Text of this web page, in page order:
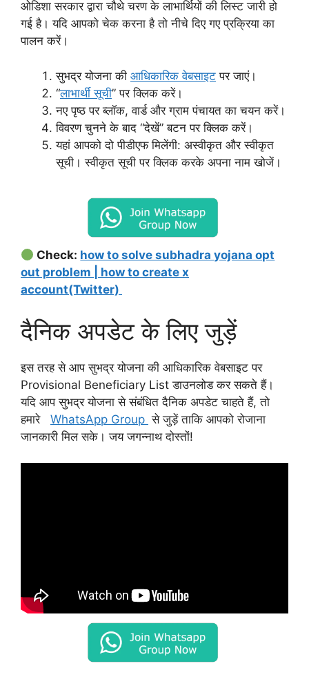
ओडिशा सरकार द्वारा चौथे चरण के लाभार्थियों की लिस्ट जारी हो
गई है। यदि आपको चेक करना है तो नीचे दिए गए प्रक्रिया का
पालन करें।
सुभद्र योजना की आधिकारिक वेबसाइट पर जाएं।
“लाभार्थी सूची” पर क्लिक करें।
नए पृष्ठ पर ब्लॉक, वार्ड और ग्राम पंचायत का चयन करें।
विवरण चुनने के बाद “देखें” बटन पर क्लिक करें।
यहां आपको दो पीडीएफ मिलेंगी: अस्वीकृत और स्वीकृत
सूची। स्वीकृत सूची पर क्लिक करके अपना नाम खोजें।
Check: how to solve subhadra yojana opt
out problem | how to create x
account(Twitter)
दैनिक अपडेट के लिए जुड़ें
इस तरह से आप सुभद्र योजना की आधिकारिक वेबसाइट पर
Provisional Beneficiary List डाउनलोड कर सकते हैं।
यदि आप सुभद्र योजना से संबंधित दैनिक अपडेट चाहते हैं, तो
हमारे WhatsApp Group से जुड़ें ताकि आपको रोजाना
जानकारी मिल सके। जय जगन्नाथ दोस्तों!